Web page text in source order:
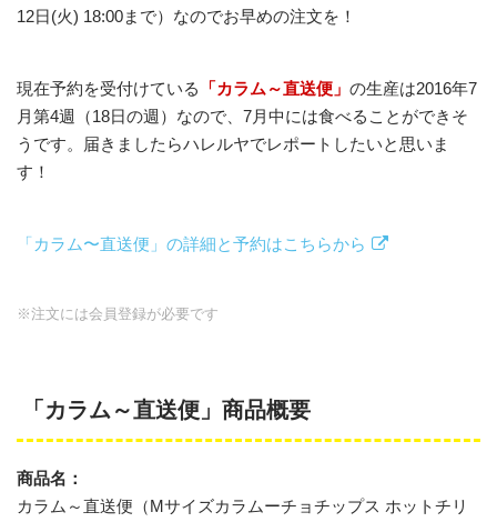
12日(火) 18:00まで）なのでお早めの注文を！
現在予約を受付けている 「カラム～直送便」 の生産は2016年7
月第4週（18日の週）なので、7月中には食べることができそ
うです。届きましたらハレルヤでレポートしたいと思いま
す！
「カラム〜直送便」の詳細と予約はこちらから
※注文には会員登録が必要です
「カラム～直送便」商品概要
商品名：
カラム～直送便（Mサイズカラムーチョチップス ホットチリ